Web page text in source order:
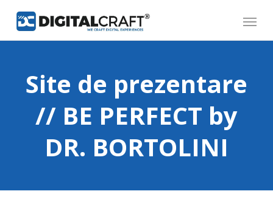
Menu
Site de prezentare
// BE PERFECT by
DR. BORTOLINI